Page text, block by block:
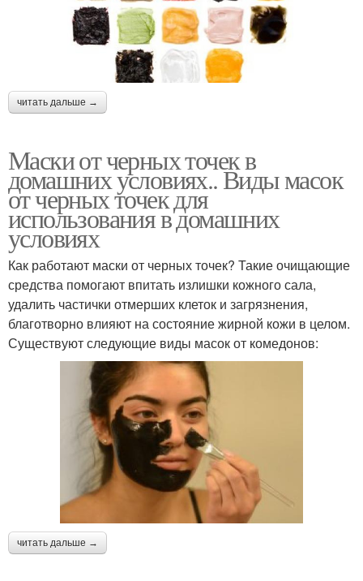
читать дальше →
Маски от черных точек в
домашних условиях.. Виды масок
от черных точек для
использования в домашних
условиях
Как работают маски от черных точек? Такие очищающие
средства помогают впитать излишки кожного сала,
удалить частички отмерших клеток и загрязнения,
благотворно влияют на состояние жирной кожи в целом.
Существуют следующие виды масок от комедонов:
читать дальше →